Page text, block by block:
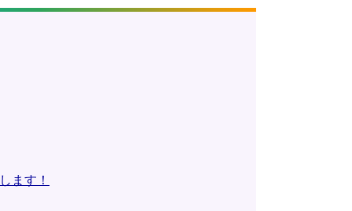
ます！